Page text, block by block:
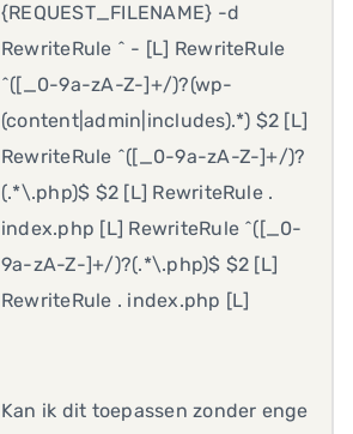
{REQUEST_FILENAME} -d
RewriteRule ^ - [L] RewriteRule
^([_0-9a-zA-Z-]+/)?(wp-
(content|admin|includes).*) $2 [L]
RewriteRule ^([_0-9a-zA-Z-]+/)?
(.*\.php)$ $2 [L] RewriteRule .
index.php [L] RewriteRule ^([_0-
9a-zA-Z-]+/)?(.*\.php)$ $2 [L]
RewriteRule . index.php [L]
Kan ik dit toepassen zonder enge